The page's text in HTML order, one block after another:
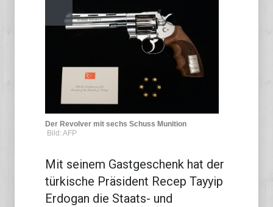
Der Revolver mit sechs Schuss Munition
Bild: AFP
Mit seinem Gastgeschenk hat der
türkische Präsident Recep Tayyip
Erdogan die Staats- und